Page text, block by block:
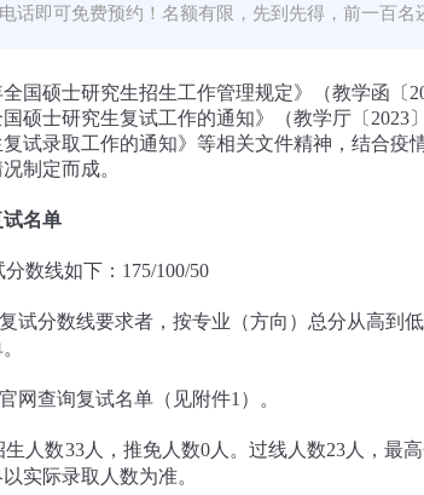
话即可免费预约！名额有限，先到先得，前一百名
国硕士研究生招生工作管理规定》（教学函〔
硕士研究生复试工作的通知》（教学厅〔2023
试录取工作的通知》等相关文件精神，结合疫
制定而成。
名单
分数线如下：175/100/50
试分数线要求者，按专业（方向）总分从高到
网查询复试名单（见附件1）。
人数33人，推免人数0人。过线人数23人，最
实际录取人数为准。